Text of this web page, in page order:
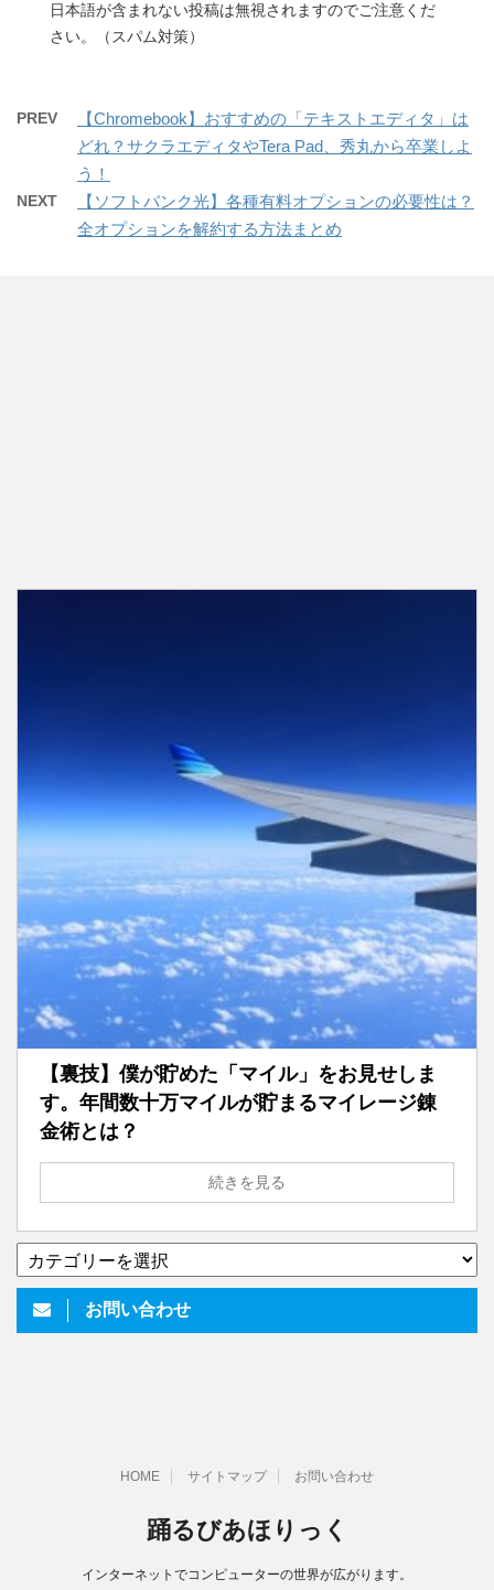
日本語が含まれない投稿は無視されますのでご注意くだ
さい。（スパム対策）
PREV
【Chromebook】おすすめの「テキストエディタ」は
どれ？サクラエディタやTera Pad、秀丸から卒業しよ
う！
NEXT
【ソフトバンク光】各種有料オプションの必要性は？
全オプションを解約する方法まとめ
【裏技】僕が貯めた「マイル」をお見せしま
す。年間数十万マイルが貯まるマイレージ錬
金術とは？
続きを見る
い
お問い合わせ
HOME サイトマップ お問い合わせ
踊るびあほりっく
インターネットでコンピューターの世界が広がります。